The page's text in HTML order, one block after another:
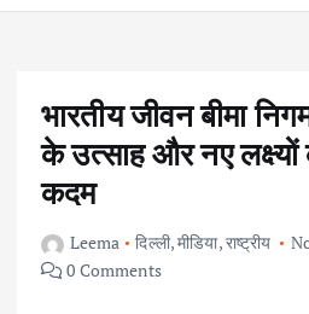
n
भारतीय जीवन बीमा
के उत्साह और नए
कदम
Leema दिल्ली,मीडिया,राष्ट्रीय
0 Comments